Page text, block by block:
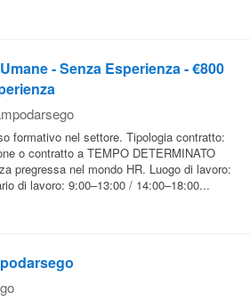
- Senza Esperienza - €800
formativo nel settore. Tipologia contratto:
o contratto a TEMPO DETERMINATO
pregressa nel mondo HR. Luogo di lavoro:
di lavoro: 9:00–13:00 / 14:00–18:00...